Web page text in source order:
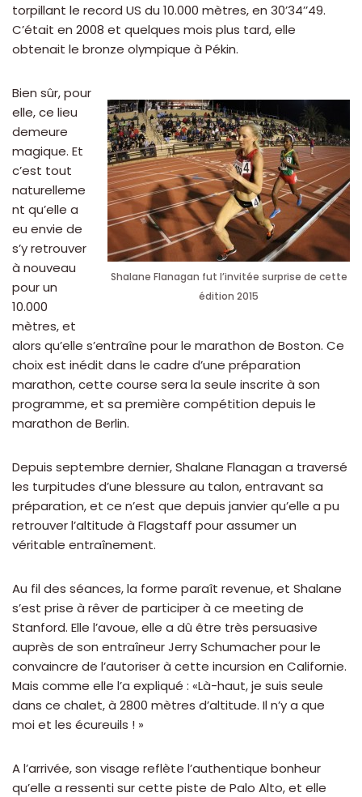
torpillant le record US du 10.000 mètres, en 30’34’’49.
C’était en 2008 et quelques mois plus tard, elle
obtenait le bronze olympique à Pékin.
Shalane Flanagan fut l’invitée surprise de cette
édition 2015
Bien sûr, pour
elle, ce lieu
demeure
magique. Et
c’est tout
naturelleme
nt qu’elle a
eu envie de
s’y retrouver
à nouveau
pour un
10.000
mètres, et
alors qu’elle s’entraîne pour le marathon de Boston. Ce
choix est inédit dans le cadre d’une préparation
marathon, cette course sera la seule inscrite à son
programme, et sa première compétition depuis le
marathon de Berlin.
Depuis septembre dernier, Shalane Flanagan a traversé
les turpitudes d’une blessure au talon, entravant sa
préparation, et ce n’est que depuis janvier qu’elle a pu
retrouver l’altitude à Flagstaff pour assumer un
véritable entraînement.
Au fil des séances, la forme paraît revenue, et Shalane
s’est prise à rêver de participer à ce meeting de
Stanford. Elle l’avoue, elle a dû être très persuasive
auprès de son entraîneur Jerry Schumacher pour le
convaincre de l’autoriser à cette incursion en Californie.
Mais comme elle l’a expliqué : «Là-haut, je suis seule
dans ce chalet, à 2800 mètres d’altitude. Il n’y a que
moi et les écureuils ! »
A l’arrivée, son visage reflète l’authentique bonheur
qu’elle a ressenti sur cette piste de Palo Alto, et elle